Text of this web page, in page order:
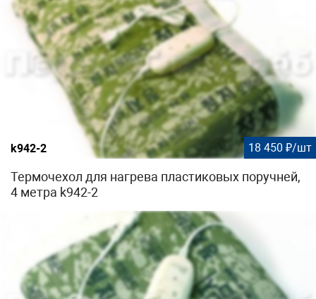
k942-2 18 450 ₽/шт
Термочехол для нагрева пластиковых поручней,
4 метра k942-2